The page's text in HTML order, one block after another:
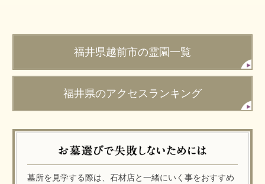
福井県越前市の霊園一覧
福井県のアクセスランキング
墓所を見学する際は、石材店と一緒にいく事をおすすめ